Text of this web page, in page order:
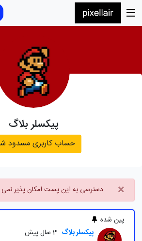
پیکسلر بلاگ
حساب کاربری مسدود
× دسترسی به این پست امکان پذیر نمی
پین شده
پیکسلر بلاگ 3 سال پیش